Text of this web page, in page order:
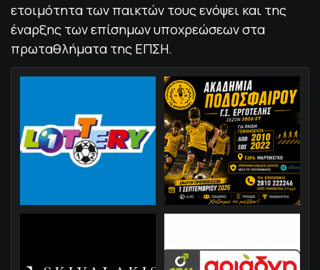
ετοιμότητα των παικτών τους ενόψει και της
έναρξης των επίσημων υποχρεώσεων στα
πρωταθλήματα της ΕΠΣΗ.